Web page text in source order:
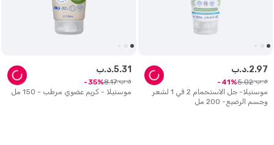
موستيلا- جل الاستحمام 2 في 1 لشعر
وجسم الرضيع- 200 مل
د.ب.2.97
د.ب. 5.02
41
موستيلا - كريم عضوي مرطب - 150 مل
د.ب.5.31
د.ب. 8.17
35